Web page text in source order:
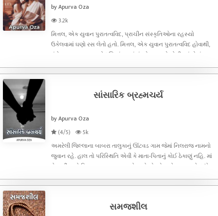
by Apurva Oza
3.2k
મિત્તલ, એક યુવાન પુરાતત્વવિદ, પ્રાચીન સંસ્કૃતિઓના રહસ્યો
ઉકેલવામાં ઘણો રસ લેતો હતો. મિત્તલ, એક યુવાન પુરાતત્વવિદ હોવાથી,
હંમેશા ખુલ્લા વાળ અને ધૂળિયાં કપડાંમાં જોવા મળતો. તેની આંખોમાં
હતું જ
સાંસારિક બ્રહ્મચર્ય
by Apurva Oza
(4/5)
5k
અમરેલી જિલ્લાના બાબરા તાલુકાનું ઊંટવડ ગામ જેમાં નિલરાજ નામનો
જુવાન રહે. હાલ તો પરિસ્થિતિ એવી કે માતા-પિતાનું કોઈ ઠેકાણું નહિ. માં
છે નહીં અને પિતા કમાવા ગામતરા કરે અને છોકરો ભણે બાપ વરસે દા’ડે
સમજશીલ